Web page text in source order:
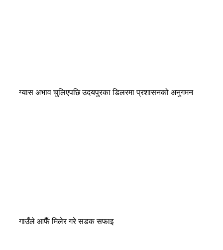
ग्यास अभाव चुलिएपछि उदयपुरका डिलरमा प्रशासनको अनुगमन
गाउँले आफैँ मिलेर गरे सडक सफाइ